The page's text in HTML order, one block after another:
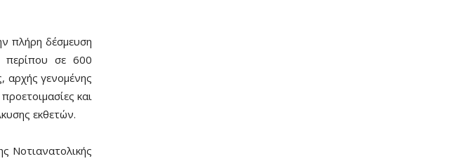
πλήρη δέσμευση
περίπου σε 600
αρχής γενομένης
και
εκθετών.
Νοτιανατολικής